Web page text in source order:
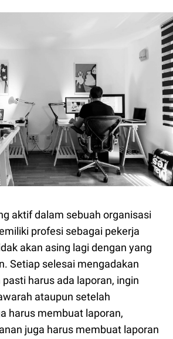
aktif dalam sebuah organisasi
profesi sebagai pekerja
akan asing lagi dengan yang
Setiap selesai mengadakan
harus ada laporan, ingin
ataupun setelah
harus membuat laporan,
juga harus membuat laporan